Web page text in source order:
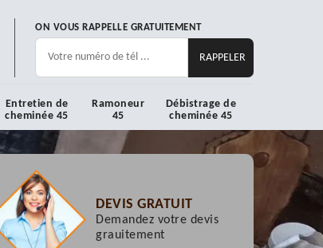
ON VOUS RAPPELLE GRATUITEMENT
Entretien de
cheminée 45
Ramoneur
45
Débistrage de
cheminée 45
DEVIS GRATUIT
Demandez votre devis
grauitement